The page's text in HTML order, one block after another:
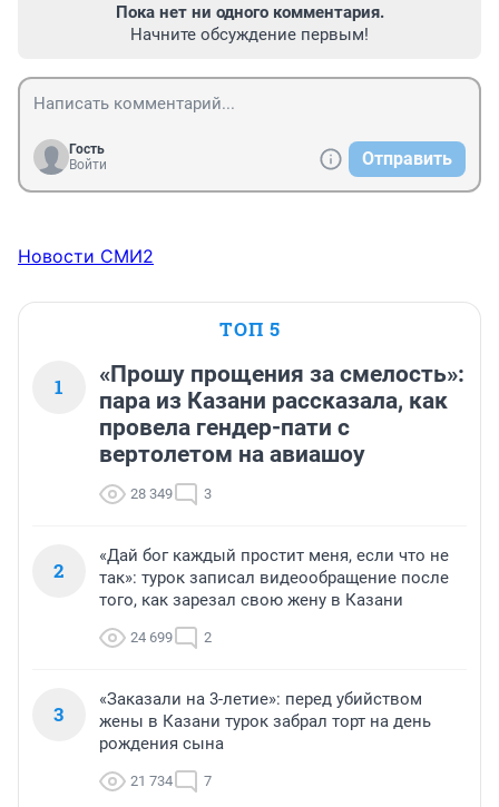
Пока нет ни одного комментария.
Начните обсуждение первым!
Гость
Войти
Отправить
Новости СМИ2
ТОП 5
1
«Прошу прощения за смелость»:
пара из Казани рассказала, как
провела гендер-пати с
вертолетом на авиашоу
28 349 3
2
«Дай бог каждый простит меня, если что не
так»: турок записал видеообращение после
того, как зарезал свою жену в Казани
24 699 2
3
«Заказали на 3-летие»: перед убийством
жены в Казани турок забрал торт на день
рождения сына
21 734 7